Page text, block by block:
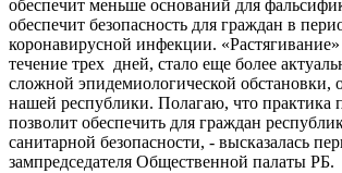
обеспечит меньше оснований для
обеспечит безопасность для граждан в
коронавирусной инфекции.
течение трех дней, стало еще более
сложной эпидемиологической обстановки,
нашей республики. Полагаю, что практика
позволит обеспечить для граждан
санитарной безопасности, - высказалась
зампредседателя Общественной палаты РБ.